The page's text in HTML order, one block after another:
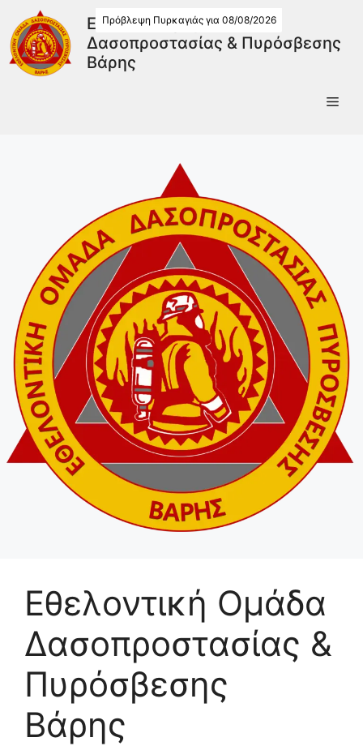
Εθελοντική Ομάδα
Δασοπροστασίας & Πυρόσβεσης
Βάρης
Πρόβλεψη Πυρκαγιάς για 08/08/2026
Εθελοντική Ομάδα
Δασοπροστασίας &
Πυρόσβεσης
Βάρης